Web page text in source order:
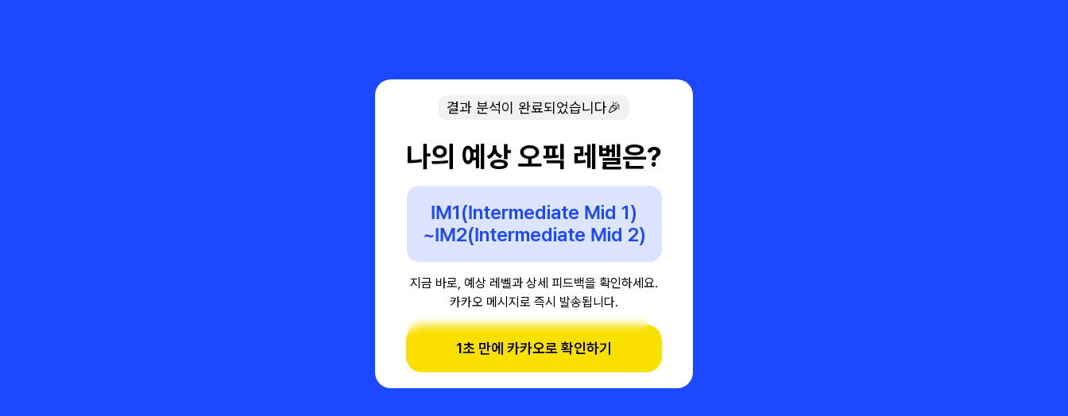
결과 분석이 완료되었습니다🎉
나의 예상 오픽 레벨은?
IM1(Intermediate Mid 1)
~IM2(Intermediate Mid 2)
지금 바로, 예상 레벨과 상세 피드백을 확인하세요.
카카오 메시지로 즉시 발송됩니다.
1초 만에 카카오로 확인하기